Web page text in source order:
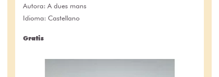
Autora: A dues mans
Idioma: Castellano
Gratis